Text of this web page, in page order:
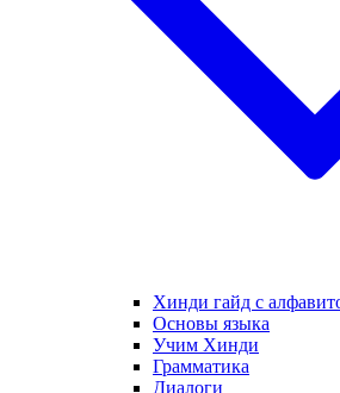
Хинди гайд с
Основы языка
Учим Хинди
Грамматика
Диалоги